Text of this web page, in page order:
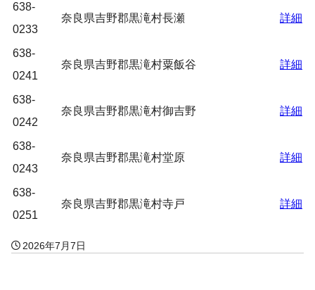
638-
0233
奈良県吉野郡黒滝村長瀬 詳細
638-
0241
奈良県吉野郡黒滝村粟飯谷 詳細
638-
0242
奈良県吉野郡黒滝村御吉野 詳細
638-
0243
奈良県吉野郡黒滝村堂原 詳細
638-
0251
奈良県吉野郡黒滝村寺戸 詳細
2026年7月7日